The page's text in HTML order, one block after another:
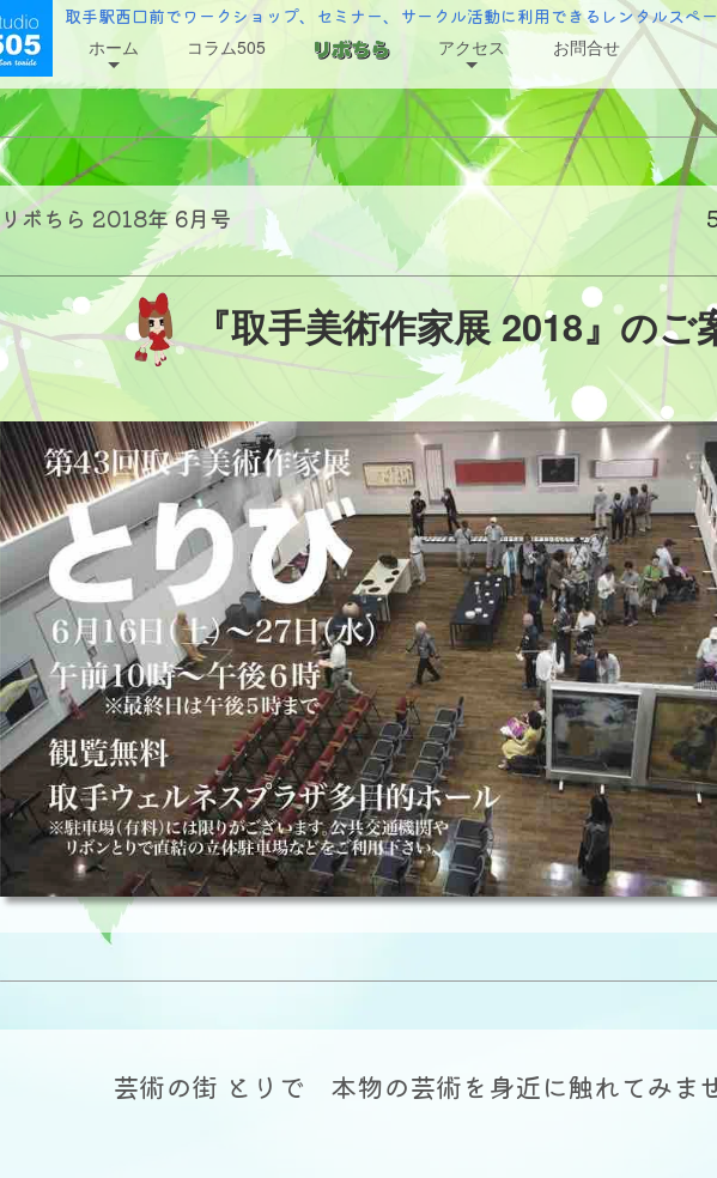
取手駅西口前でワークショップ、セミナー、サークル活動に利用できるレンタルスペ
ホーム
コラム505 アクセス お問合せ
リボちら 2018年 6月号
『取手美術作家展 2018』のご
芸術の街 とりで 本物の芸術を身近に触れてみま